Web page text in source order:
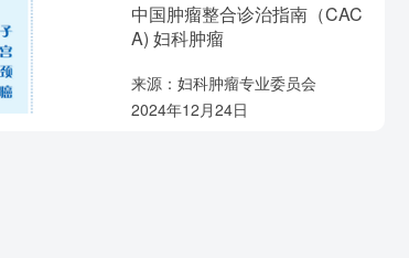
中国肿瘤整合诊治指南（CAC
A) 妇科肿瘤
来源：妇科肿瘤专业委员会
2024年12月24日